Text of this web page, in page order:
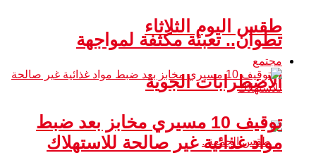
تطوان.. تعبئة مكثفة لمواجهة
الاضطرابات الجوية
طقس اليوم الثلاثاء
مجتمع
توقيف 10 مسيري مخابز بعد ضبط
مواد غذائية غير صالحة للاستهلاك